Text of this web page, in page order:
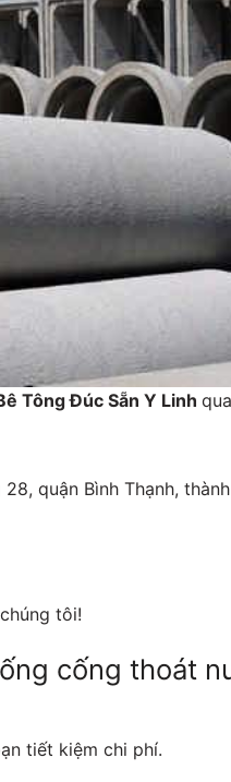
Tông Đúc Sẵn Y Linh
quận Bình Thạnh,
tôi!
cống thoát
tiết kiệm chi phí.